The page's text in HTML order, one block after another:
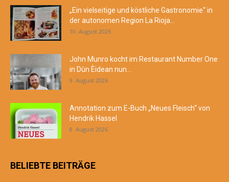
„Ein vielseitige und köstliche Gastronomie“ in
der autonomen Region La Rioja...
10. August 2026
John Munro kocht im Restaurant Number One
in Dùn Èidean nun...
9. August 2026
Annotation zum E-Buch „Neues Fleisch“ von
Hendrik Hassel
8. August 2026
BELIEBTE BEITRÄGE